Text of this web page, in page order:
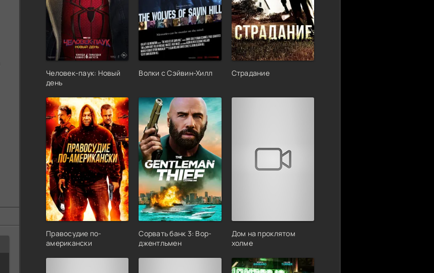
Человек-паук: Новый
день
Волки с Сэйвин-Хилл Страдание
Правосудие по-
американски
Сорвать банк 3: Вор-
джентльмен
Дом на проклятом
холме